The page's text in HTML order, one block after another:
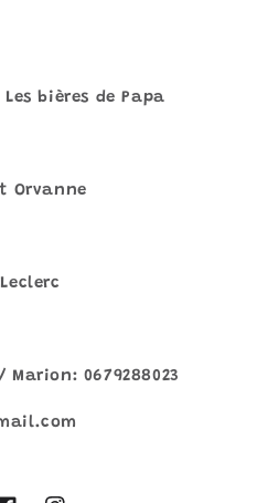
bières de Papa
Orvanne
Marion: 0679288023